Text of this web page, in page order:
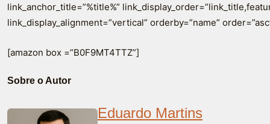
link_anchor_title=”%title%”
link_display_alignment=”vertical” orderby=”name”
[amazon box =”B0F9MT4TTZ”]
Sobre o Autor
Eduardo Martins